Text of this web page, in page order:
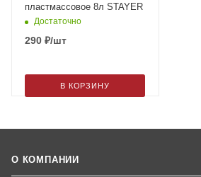
пластмассовое 8л STAYER
Достаточно
290 ₽/шт
В КОРЗИНУ
О КОМПАНИИ